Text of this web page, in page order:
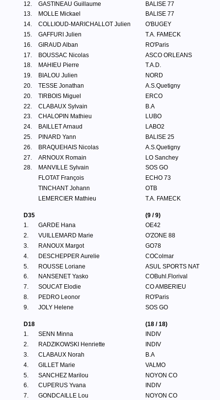
12.
GASTINEAU Guillaume
BALISE 77
13.
MOLLE Mickael
BALISE 77
14.
COLLIOUD-MARICHALLOT Julien
O'BUGEY
15.
GAFFURI Julien
T.A. FAMECK
16.
GIRAUD Alban
RO'Paris
17.
BOUSSAC Nicolas
ASCO ORLEANS
18.
MAHIEU Pierre
T.A.D.
19.
BIALOU Julien
NORD
20.
TESSE Jonathan
A.S.Quetigny
20.
TIRBOIS Miguel
ERCO
22.
CLABAUX Sylvain
B.A
23.
CHALOPIN Mathieu
LUBO
24.
BAILLET Arnaud
LABO2
25.
PINARD Yann
BALISE 25
26.
BRAQUEHAIS Nicolas
A.S.Quetigny
27.
ARNOUX Romain
LO Sanchey
28.
MANVILLE Sylvain
SOS GO
FLOTAT François
ECHO 73
TINCHANT Johann
OTB
LEMERCIER Mathieu
T.A. FAMECK
D35
(9 / 9)
1.
GARDE Hana
OE42
2.
VUILLEMARD Marie
O'ZONE 88
3.
RANOUX Margot
GO78
4.
DESCHEPPER Aurelie
COColmar
5.
ROUSSE Loriane
ASUL SPORTS NAT
6.
NANSENET Yasko
COBuhl.Florival
7.
SOUCAT Elodie
CO AMBERIEU
8.
PEDRO Leonor
RO'Paris
9.
JOLY Helene SOS GO
D18
(18 / 18)
1.
SENN Minna
INDIV
2.
RADZIKOWSKI Henriette
INDIV
3.
CLABAUX Norah
B.A
4.
GILLET Marie
VALMO
5.
SANCHEZ Marilou
NOYON CO
6.
CUPERUS Yvana
INDIV
7.
GONDCAILLE Lou
NOYON CO